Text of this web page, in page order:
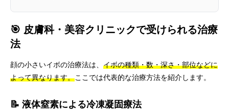
🎯 皮膚科・美容クリニックで受けられる治療
法
顔の小さいイボの治療法は、 イボの種類・数・深さ・部位などに
よって異なります。ここでは代表的な治療方法を紹介します。
📝 液体窒素による冷凍凝固療法